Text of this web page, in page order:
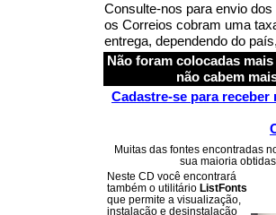
Consulte-nos para envio
os Correios cobram uma
entrega, dependendo do
Não foram colocadas
não cabem
Cadastre-se para
Muitas das fontes encontradas
sua maioria
Neste CD você encontrará
também o utilitário ListFonts
que permite a visualização,
instalação e desinstalação